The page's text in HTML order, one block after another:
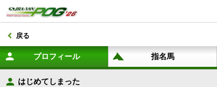
戻る
はじめてしまった